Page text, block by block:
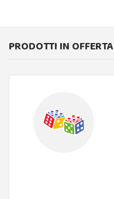
PRODOTTI IN OFFERTA